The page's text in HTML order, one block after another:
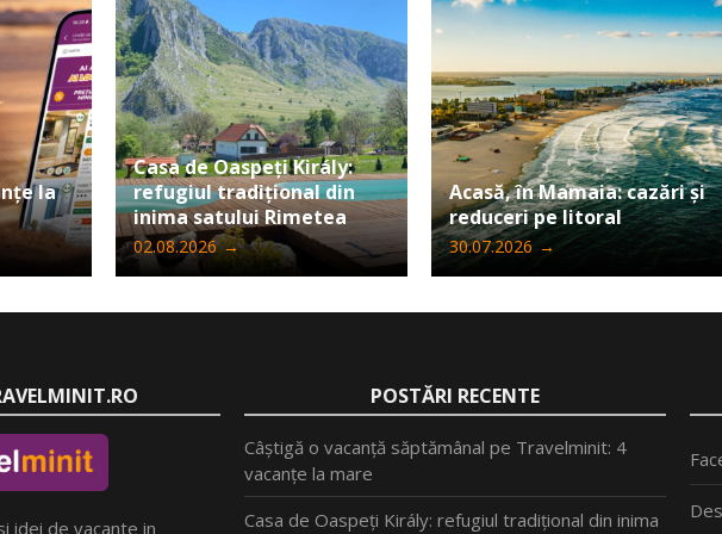
la
Casa de Oaspeți Király:
refugiul tradițional din
inima satului Rimetea
02.08.2026 →
Acasă, în Mamaia: cazări și
reduceri pe litoral
30.07.2026 →
idei de vacante in
POSTĂRI RECENTE
Câștigă o vacanță săptămânal pe Travelminit: 4
vacanțe la mare
Casa de Oaspeți Király: refugiul tradițional din inima